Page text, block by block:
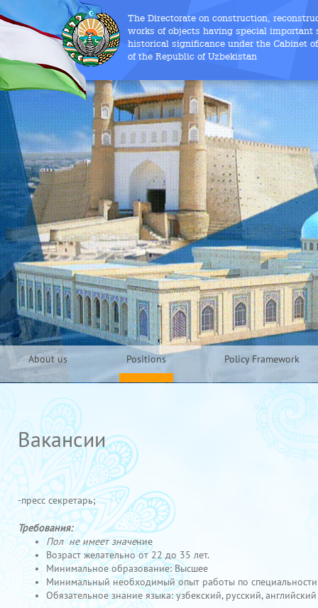
The Directorate on construction,
works of objects having special important
historical significance under the Cabinet
of the Republic of Uzbekistan
About us Positions Policy Framework
Вакансии
-пресс секретарь;
Требования:
Пол не имеет значение
Возраст желательно от 22 до 35 лет.
Минимальное образование: Высшее
Минимальный необходимый опыт работы по
Обязательное знание языка: узбекский, русский, английский